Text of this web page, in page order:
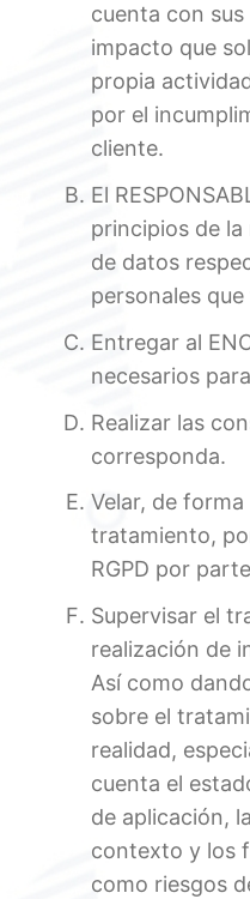
cuenta con
impacto que
propia
por el
cliente.
El
principios de
de datos
personales
Entregar al
necesarios
Realizar las
corresponda.
Velar, de
tratamiento,
RGPD por
Supervisar el
realización de
Así como
sobre el
realidad,
cuenta el
de aplicación,
contexto y los
como riesgos